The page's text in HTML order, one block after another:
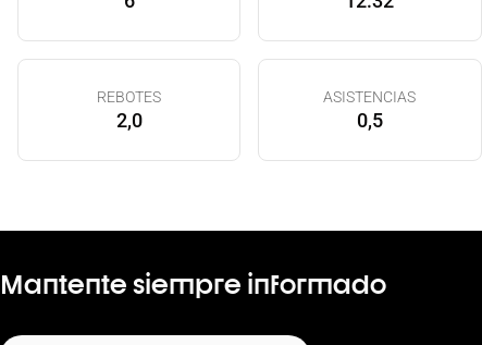
REBOTES
2,0
ASISTENCIAS
0,5
Mantente siempre informado